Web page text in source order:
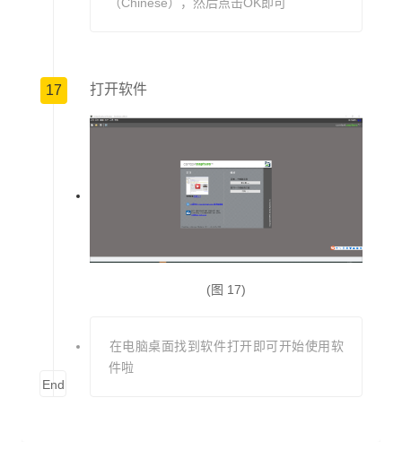
17 打开软件
(图 17)
在电脑桌面找到软件打开即可开始使用软
件啦
End